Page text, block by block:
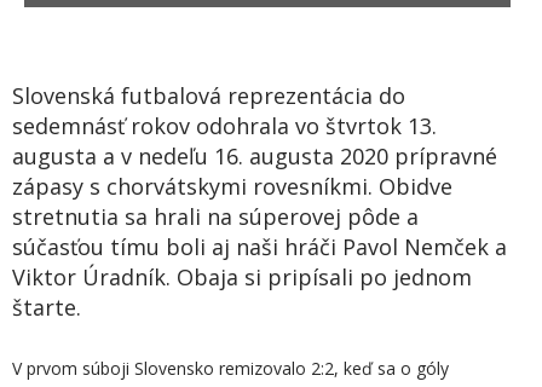
Slovenská futbalová reprezentácia do
sedemnásť rokov odohrala vo štvrtok 13.
augusta a v nedeľu 16. augusta 2020 prípravné
zápasy s chorvátskymi rovesníkmi. Obidve
stretnutia sa hrali na súperovej pôde a
súčasťou tímu boli aj naši hráči Pavol Nemček a
Viktor Úradník. Obaja si pripísali po jednom
štarte.
V prvom súboji Slovensko remizovalo 2:2, keď sa o góly